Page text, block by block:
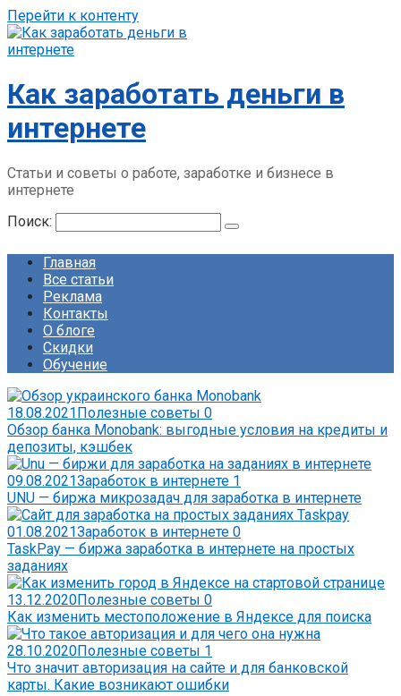
Перейти к контенту
Как заработать деньги в
интернете
Статьи и советы о работе, заработке и бизнесе в
интернете
Поиск:
Главная
Все статьи
Реклама
Контакты
О блоге
Скидки
Обучение
18.08.2021Полезные советы 0
Обзор банка Monobank: выгодные условия на кредиты и
депозиты, кэшбек
09.08.2021Заработок в интернете 1
UNU — биржа микрозадач для заработка в интернете
01.08.2021Заработок в интернете 0
TaskPay — биржа заработка в интернете на простых
заданиях
13.12.2020Полезные советы 0
Как изменить местоположение в Яндексе для поиска
28.10.2020Полезные советы 1
Что значит авторизация на сайте и для банковской
карты. Какие возникают ошибки